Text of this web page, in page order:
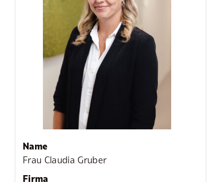
Name
Frau Claudia Gruber
Firma